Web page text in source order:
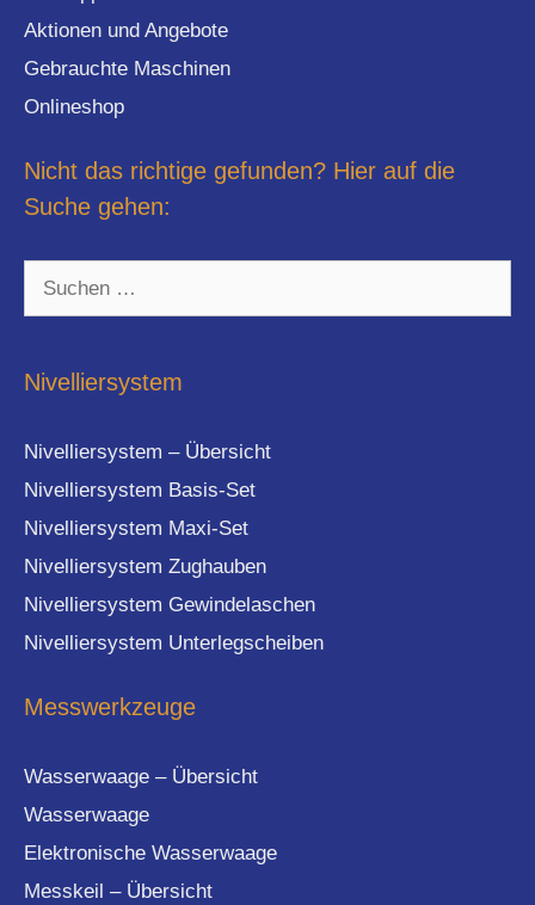
Aktionen und Angebote
Gebrauchte Maschinen
Onlineshop
Nicht das richtige gefunden? Hier auf die
Suche gehen:
Suchen
Nivelliersystem
Nivelliersystem – Übersicht
Nivelliersystem Basis-Set
Nivelliersystem Maxi-Set
Nivelliersystem Zughauben
Nivelliersystem Gewindelaschen
Nivelliersystem Unterlegscheiben
Messwerkzeuge
Wasserwaage – Übersicht
Wasserwaage
Elektronische Wasserwaage
Messkeil – Übersicht